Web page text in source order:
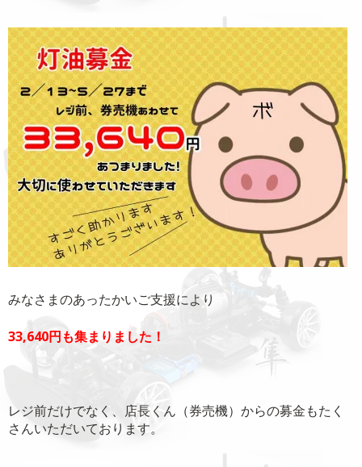
みなさまのあったかいご支援により
33,640円も集まりました！
レジ前だけでなく、店長くん（券売機）からの募金もたく
さんいただいております。